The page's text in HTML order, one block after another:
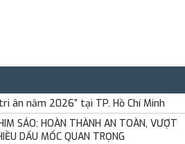
ân năm 2026” tại TP. Hồ Chí Minh
SÁO: HOÀN THÀNH AN TOÀN, VƯỢT
DẤU MỐC QUAN TRỌNG